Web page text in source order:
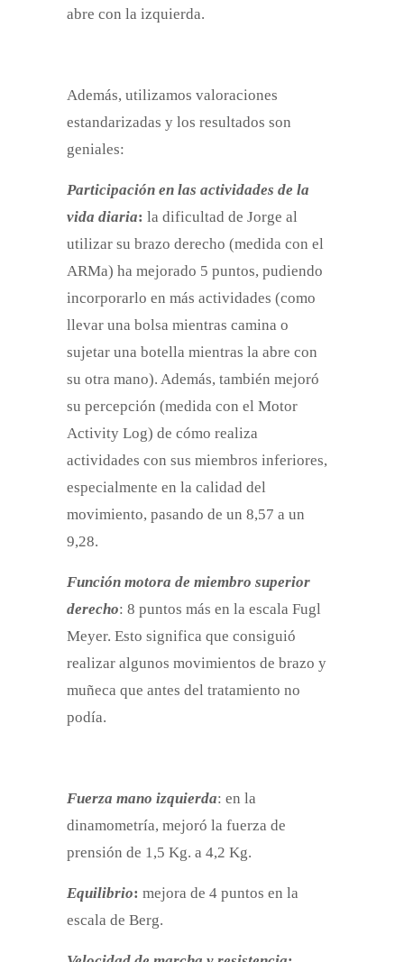
abre con la izquierda.
Además, utilizamos valoraciones
estandarizadas y los resultados son
geniales:
Participación en las actividades de la
vida diaria: la dificultad de Jorge al
utilizar su brazo derecho (medida con el
ARMa) ha mejorado 5 puntos, pudiendo
incorporarlo en más actividades (como
llevar una bolsa mientras camina o
sujetar una botella mientras la abre con
su otra mano). Además, también mejoró
su percepción (medida con el Motor
Activity Log) de cómo realiza
actividades con sus miembros inferiores,
especialmente en la calidad del
movimiento, pasando de un 8,57 a un
9,28.
Función motora de miembro superior
derecho: 8 puntos más en la escala Fugl
Meyer. Esto significa que consiguió
realizar algunos movimientos de brazo y
muñeca que antes del tratamiento no
podía.
Fuerza mano izquierda: en la
dinamometría, mejoró la fuerza de
prensión de 1,5 Kg. a 4,2 Kg.
Equilibrio: mejora de 4 puntos en la
escala de Berg.